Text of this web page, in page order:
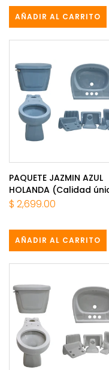
AÑADIR AL CARRITO
PAQUETE JAZMIN AZUL
HOLANDA (Calidad
$ 2,699.00
AÑADIR AL CARRITO